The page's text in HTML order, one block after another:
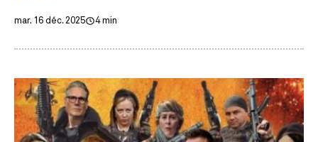
mar. 16 déc. 2025 4 min